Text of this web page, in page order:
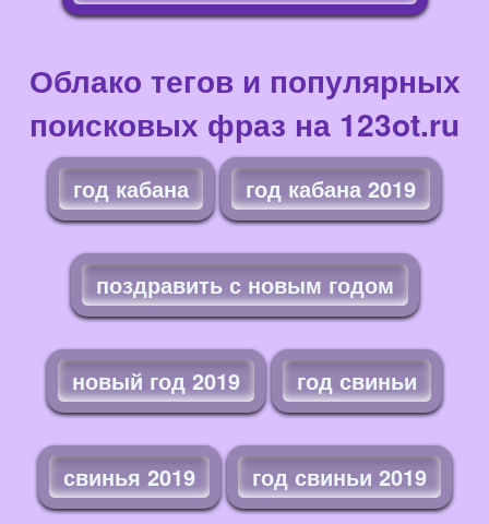
Облако тегов и популярных
поисковых фраз на 123ot.ru
год кабана год кабана 2019
поздравить с новым годом
новый год 2019 год свиньи
свинья 2019 год свиньи 2019